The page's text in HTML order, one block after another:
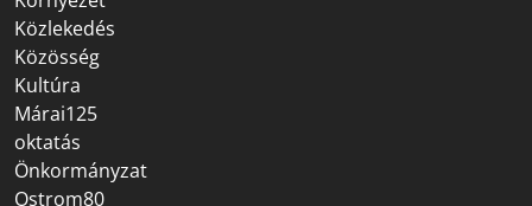
Közlekedés
Közösség
Kultúra
Márai125
oktatás
Önkormányzat
Ostrom80